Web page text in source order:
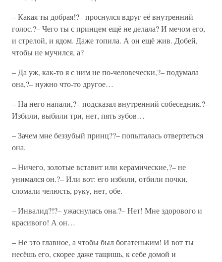
– Какая ты добрая!?– проснулся вдруг её внутренний
голос.?– Чего ты с принцем ещё не делала? И мечом его,
и стрелой, и ядом. Даже топила. А он ещё жив. Добей,
чтобы не мучился, а?
– Да уж, как-то я с ним не по-человечески,?– подумала
она,?– нужно что-то другое…
– На него напали,?– подсказал внутренний собеседник.?–
Избили, выбили три, нет, пять зубов…
– Зачем мне беззубый принц??– попыталась отвертеться
она.
– Ничего, золотые вставит или керамические,?– не
унимался он.?– Или вот: его избили, отбили почки,
сломали челюсть, руку, нет, обе.
– Инвалид?!?– ужаснулась она.?– Нет! Мне здорового и
красивого! А он…
– Не это главное, а чтобы был богатеньким! И вот ты
несёшь его, скорее даже тащишь, к себе домой и